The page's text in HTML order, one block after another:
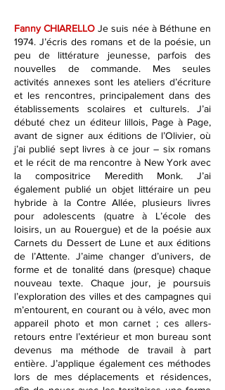
Fanny CHIARELLO Je suis née à Béthune en
1974. J’écris des romans et de la poésie, un
peu de littérature jeunesse, parfois des
nouvelles de commande. Mes seules
activités annexes sont les ateliers d’écriture
et les rencontres, principalement dans des
établissements scolaires et culturels. J’ai
débuté chez un éditeur lillois, Page à Page,
avant de signer aux éditions de l’Olivier, où
j’ai publié sept livres à ce jour – six romans
et le récit de ma rencontre à New York avec
la compositrice Meredith Monk. J’ai
également publié un objet littéraire un peu
hybride à la Contre Allée, plusieurs livres
pour adolescents (quatre à L’école des
loisirs, un au Rouergue) et de la poésie aux
Carnets du Dessert de Lune et aux éditions
de l’Attente. J’aime changer d’univers, de
forme et de tonalité dans (presque) chaque
nouveau texte. Chaque jour, je poursuis
l’exploration des villes et des campagnes qui
m’entourent, en courant ou à vélo, avec mon
appareil photo et mon carnet ; ces allers-
retours entre l’extérieur et mon bureau sont
devenus ma méthode de travail à part
entière. J’applique également ces méthodes
lors de mes déplacements et résidences,